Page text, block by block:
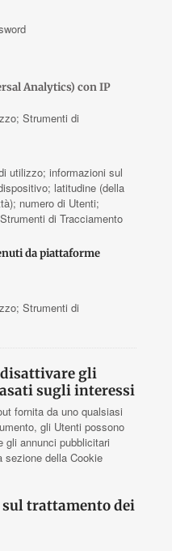
Analytics) con IP
Strumenti di
utilizzo; informazioni sul
latitudine (della
numero di Utenti;
di Tracciamento
da piattaforme
Strumenti di
gli
sugli interessi
fornita da uno qualsiasi
gli Utenti possono
gli annunci pubblicitari
sezione della Cookie
trattamento dei